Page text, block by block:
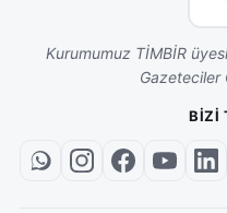
Kurumumuz TİMBİR
Gazeteciler
BIZI